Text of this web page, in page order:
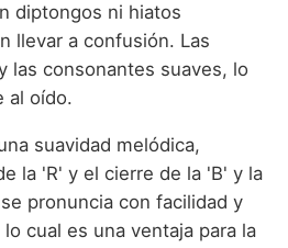
diptongos ni hiatos
llevar a confusión. Las
las consonantes suaves, lo
al oído.
suavidad melódica,
la 'R' y el cierre de la 'B' y la
pronuncia con facilidad y
cual es una ventaja para la